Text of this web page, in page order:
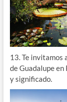
13. Te invitamos
de Guadalupe
y significado.